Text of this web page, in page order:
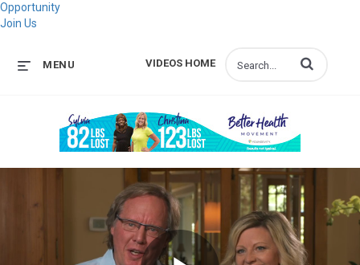
Opportunity
Join Us
VIDEOS HOME
MENU Enter terms to